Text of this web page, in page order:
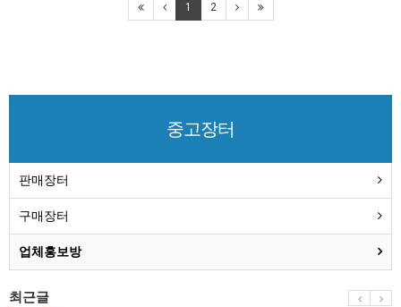
1 2
중고장터
판매장터
구매장터
업체홍보방
최근글